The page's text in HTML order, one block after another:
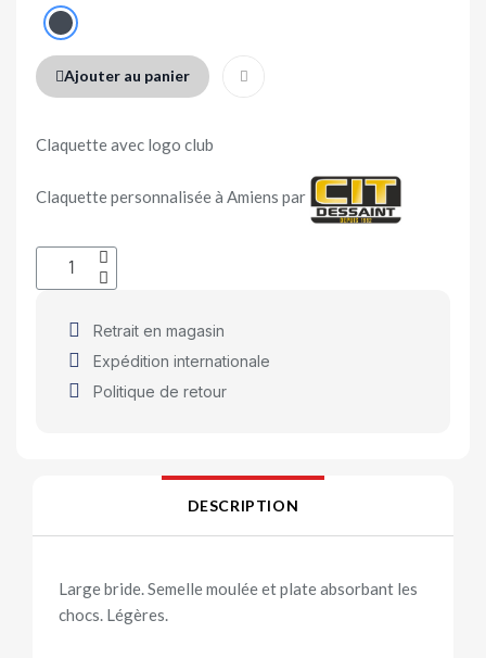
Claquette avec logo club
Claquette personnalisée à Amiens par
Ajouter au panier
Retrait en magasin
Expédition internationale
Politique de retour
DESCRIPTION
Large bride. Semelle moulée et plate absorbant les
chocs. Légères.